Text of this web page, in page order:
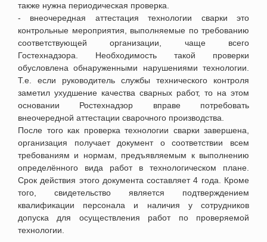
также нужна периодическая проверка
- внеочередная аттестация технологии сварки это
контрольные мероприятия, выполняемые по требованию
соответствующей организации, чаще всего
Гостехнадзора. Необходимость такой проверки
обусловлена обнаруженными нарушениями технологии
Т.е. если руководитель службы технического контроля
заметил ухудшение качества сварных работ, то на этом
основании Ростехнадзор вправе потребовать
внеочередной аттестации сварочного производства.
После того как проверка технологии сварки завершена,
организация получает документ о соответствии всем
требованиям и нормам, предъявляемым к выполнению
определённого вида работ в технологическом плане.
Срок действия этого документа составляет 4 года. Кроме
того, свидетельство является подтверждением
квалификации персонала и наличия у сотрудников
допуска для осуществления работ по проверяемой
технологии.